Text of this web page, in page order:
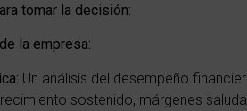
tomar la decisión:
la empresa:
Un análisis del desempeño
sostenido, márgenes